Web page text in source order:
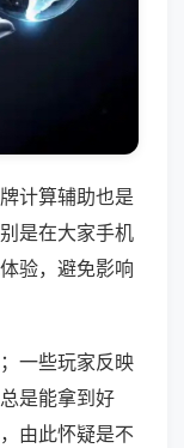
计算辅助也是
是在大家手机
验，避免影响
一些玩家反映
是能拿到好
由此怀疑是不